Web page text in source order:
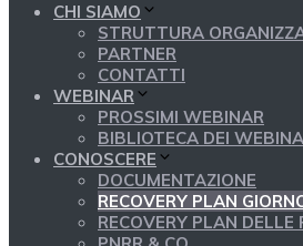
CHI SIAMO
STRUTTURA
PARTNER
CONTATTI
WEBINAR
PROSSIMI WEBINAR
BIBLIOTECA DEI
CONOSCERE
DOCUMENTAZIONE
RECOVERY PLAN
RECOVERY PLAN DELLE